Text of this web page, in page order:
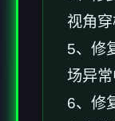
视角
5、修
场异
6、修